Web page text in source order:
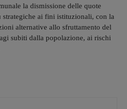
la dismissione delle quote
strategiche ai fini istituzionali, con la
alternative allo sfruttamento del
subiti dalla popolazione, ai rischi